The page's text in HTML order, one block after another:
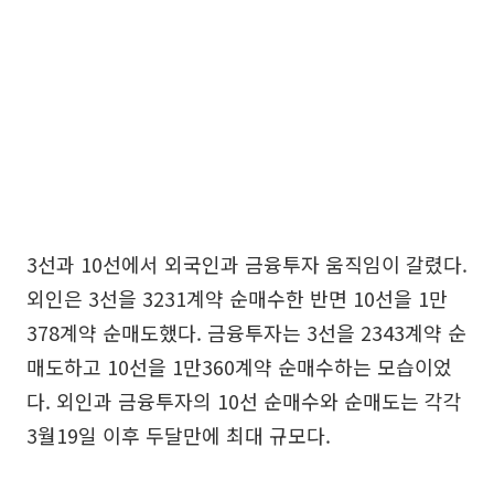
3선과 10선에서 외국인과 금융투자 움직임이 갈렸다.
외인은 3선을 3231계약 순매수한 반면 10선을 1만
378계약 순매도했다. 금융투자는 3선을 2343계약 순
매도하고 10선을 1만360계약 순매수하는 모습이었
다. 외인과 금융투자의 10선 순매수와 순매도는 각각
3월19일 이후 두달만에 최대 규모다.